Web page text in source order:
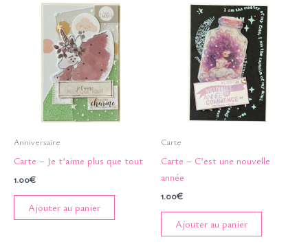
Anniversaire
Carte – Je t’aime plus que tout
1.00€
Ajouter au panier
Carte
Carte – C’est une nouvelle
année
1.00€
Ajouter au panier